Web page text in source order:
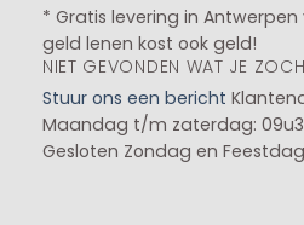
* Gratis levering in
geld lenen kost ook geld!
NIET GEVONDEN WAT JE
Stuur ons een bericht
Maandag t/m zaterdag:
Gesloten Zondag en